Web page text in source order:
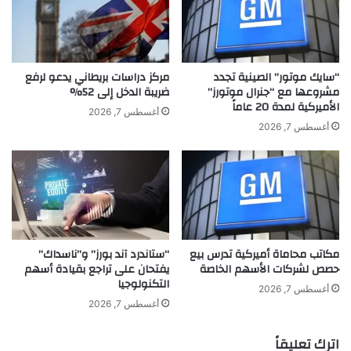
ع
ا
م
يّ
ت
ر
ف
ل
ه
ا
ل
ب
ع
ة
عِ
دَ
ت
م
ن
م
س
ل
ل
ل
ز
ج
ة
ا
ل
“سايك موتور” الصينية تجدد
مشروعها مع “جنرال موتورز”
الأميركية لمدة 20 عاماً
أغسطس 7, 2026
مركز دراسات بريطاني يدعو لرفع
ضريبة الدخل إلى 52%
أغسطس 7, 2026
مكاتب محاماة أميركية تدرس بيع
حصص لشركات الأسهم الخاصة
أغسطس 7, 2026
“ستاندرد آند بورز” و”ناسداك”
يفتحان على تراجع بقيادة أسهم
التكنولوجيا
أغسطس 7, 2026
اترك تعليقاً